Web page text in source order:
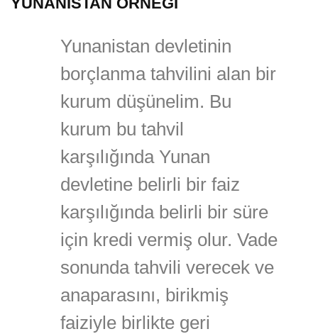
Yunanistan devletinin
borçlanma tahvilini alan bir
kurum düşünelim. Bu
kurum bu tahvil
karşılığında Yunan
devletine belirli bir faiz
karşılığında belirli bir süre
için kredi vermiş olur. Vade
sonunda tahvili verecek ve
anaparasını, birikmiş
faiziyle birlikte geri